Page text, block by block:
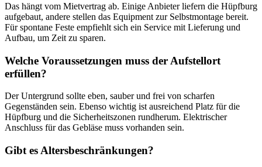
Das hängt vom Mietvertrag ab. Einige Anbieter liefern die Hüpfburg
aufgebaut, andere stellen das Equipment zur Selbstmontage bereit.
Für spontane Feste empfiehlt sich ein Service mit Lieferung und
Aufbau, um Zeit zu sparen.
Welche Voraussetzungen muss der Aufstellort
erfüllen?
Der Untergrund sollte eben, sauber und frei von scharfen
Gegenständen sein. Ebenso wichtig ist ausreichend Platz für die
Hüpfburg und die Sicherheitszonen rundherum. Elektrischer
Anschluss für das Gebläse muss vorhanden sein.
Gibt es Altersbeschränkungen?